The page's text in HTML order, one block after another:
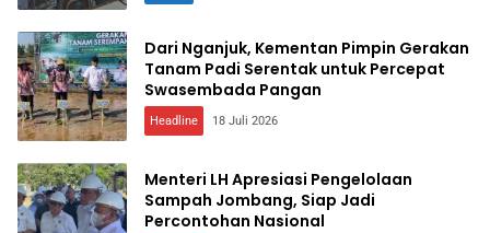
Dari Nganjuk, Kementan Pimpin Gerakan
Tanam Padi Serentak untuk Percepat
Swasembada Pangan
Headline 18 Juli 2026
Menteri LH Apresiasi Pengelolaan
Sampah Jombang, Siap Jadi
Percontohan Nasional